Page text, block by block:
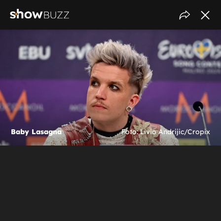
Baby Lasagna Foto: Livio Andrijic/Cropix